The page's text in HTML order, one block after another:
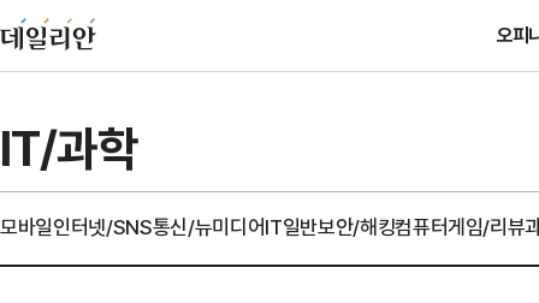
오피
IT/과학
모바일인터넷/SNS통신/뉴미디어IT일반보안/해킹컴퓨터게임/리뷰